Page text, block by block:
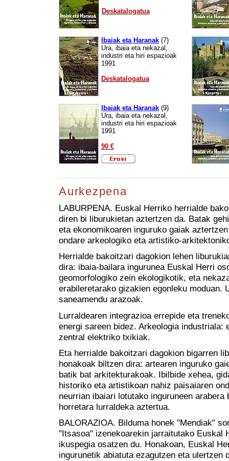
Deskatalogatua
Ibaiak eta Haranak (7)
Ura, ibaia eta nekazal,
industri eta hiri espazioak
1991
Deskatalogatua
Ibaiak eta Haranak (9)
Ura, ibaia eta nekazal,
industri eta hiri espazioak
1991
90 €
Aurkezpena
LABURPENA. Euskal Herriko herrialde
diren bi liburukietan aztertzen da. Batak
eta ekonomikoaren inguruko gaiak
ondare arkeologiko eta artistiko-
Herrialde bakoitzari dagokion lehen
dira: ibaia-bailara ingurunea Euskal Herri
geomorfologiko zein ekologikotik, eta
erabileretarako gizakien egonleku moduan.
saneamendu arazoak.
Lurraldearen integrazioa errepide eta
energi sareen bidez. Arkeologia industriala:
zentral elektriko txikiak.
Eta herrialde bakoitzari dagokion bigarren
honakoak biltzen dira: artearen inguruko
batik bat arkitekturakoak. Ibilbide xehea,
historiko eta artistikoan nahiz paisaiaren
neurrian ibaiari lotutako inguruneen arabera
horretara lurraldeka aztertua.
BALORAZIOA. Bilduma honek "Mendiak"
"Itsasoa" izenekoarekin jarraitutako Euskal
ikuspegia osatzen du. Honakoan, Euskal
ingurunetik abiatuta ezagutzen eta ulertzen